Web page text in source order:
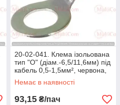
20-02-041. Клема ізольована
тип "О" (діам.-6,5/11,6мм) під
кабель 0,5-1,5мм², червона,
100 шт/пачка
Немає в наявності
93,15 ₴/пач